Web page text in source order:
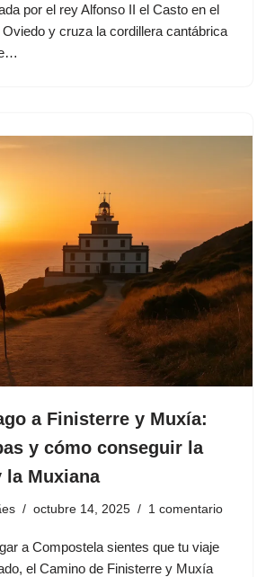
por el rey Alfonso II el Casto en el
y cruza la cordillera cantábrica
a Finisterre y Muxía:
y cómo conseguir la
la Muxiana
octubre 14, 2025 1 comentario
a Compostela sientes que tu viaje
el Camino de Finisterre y Muxía